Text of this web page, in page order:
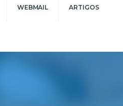
WEBMAIL ARTIGOS